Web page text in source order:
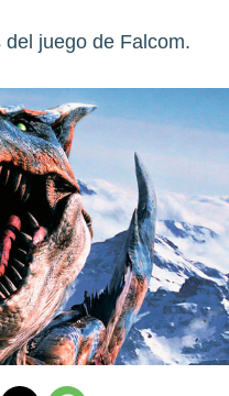
juego de Falcom.